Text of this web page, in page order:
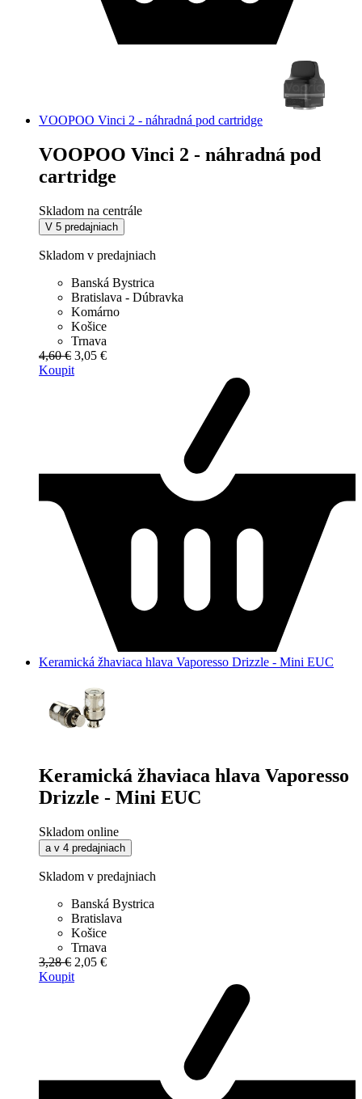
VOOPOO Vinci 2 - náhradná pod cartridge
VOOPOO Vinci 2 - náhradná pod
cartridge
Skladom na centrále
V 5 predajniach
Skladom v predajniach
Banská Bystrica
Bratislava - Dúbravka
Komárno
Košice
Trnava
4,60 € 3,05 €
Koupit
Keramická žhaviaca hlava Vaporesso Drizzle - Mini EUC
Keramická žhaviaca hlava Vaporesso
Drizzle - Mini EUC
Skladom online
a v 4 predajniach
Skladom v predajniach
Banská Bystrica
Bratislava
Košice
Trnava
3,28 € 2,05 €
Koupit